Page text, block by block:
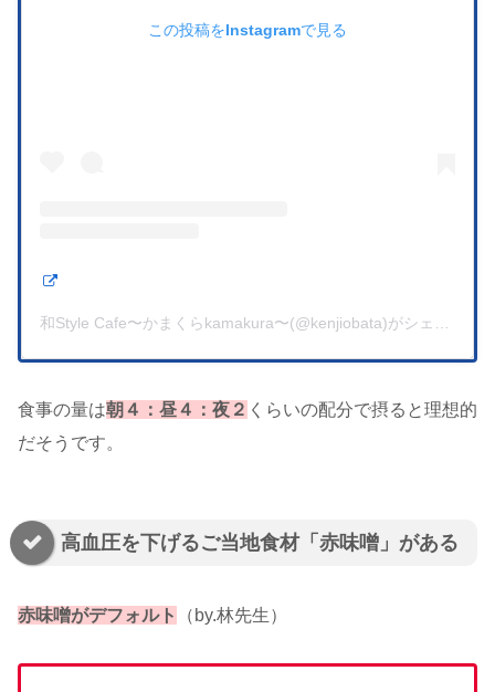
この投稿をInstagramで見る
和Style Cafe〜かまくらkamakura〜(@kenjiobata)がシェアした
食事の量は朝４：昼４：夜２ くらいの配分で摂ると理想的
だそうです。
高血圧を下げるご当地食材「赤味噌」がある
赤味噌がデフォルト （by.林先生）